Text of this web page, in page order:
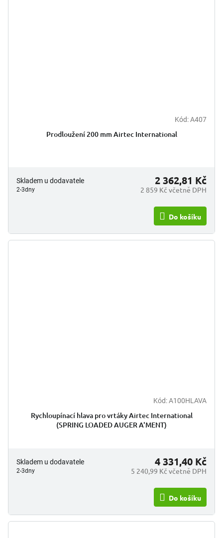
Kód:A407
Prodloužení 200 mm Airtec International
Skladem u dodavatele
2-3dny 2 859 Kč včetně DPH
2 362,81 Kč
Do košíku
Kód:A100HLAVA
Rychloupínací hlava pro vrtáky Airtec International
(SPRING LOADED AUGER A'MENT)
Skladem u dodavatele
2-3dny 5 240,99 Kč včetně DPH
4 331,40 Kč
Do košíku